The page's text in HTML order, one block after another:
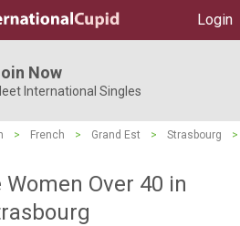
Login
Now
International Singles
> French > Grand Est > Strasbourg
>
Over 40 in